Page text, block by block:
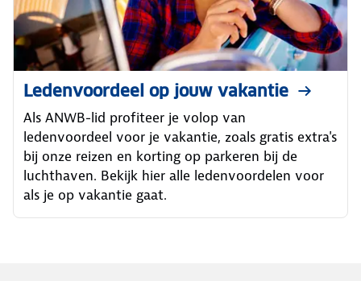
Ledenvoordeel op jouw vakantie
Als ANWB-lid profiteer je volop van
ledenvoordeel voor je vakantie, zoals gratis extra's
bij onze reizen en korting op parkeren bij de
luchthaven. Bekijk hier alle ledenvoordelen voor
als je op vakantie gaat.